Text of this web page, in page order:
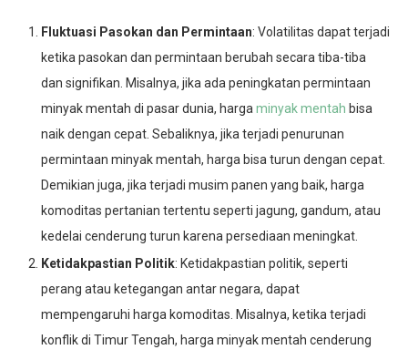
Fluktuasi Pasokan dan Permintaan: Volatilitas dapat terjadi
ketika pasokan dan permintaan berubah secara tiba-tiba
dan signifikan. Misalnya, jika ada peningkatan permintaan
minyak mentah di pasar dunia, harga minyak mentah bisa
naik dengan cepat. Sebaliknya, jika terjadi penurunan
permintaan minyak mentah, harga bisa turun dengan cepat.
Demikian juga, jika terjadi musim panen yang baik, harga
komoditas pertanian tertentu seperti jagung, gandum, atau
kedelai cenderung turun karena persediaan meningkat.
Ketidakpastian Politik: Ketidakpastian politik, seperti
perang atau ketegangan antar negara, dapat
mempengaruhi harga komoditas. Misalnya, ketika terjadi
konflik di Timur Tengah, harga minyak mentah cenderung